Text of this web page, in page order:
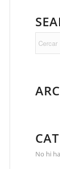
No hi